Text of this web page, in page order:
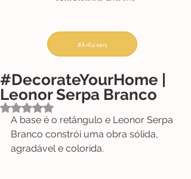
#ArtLovers
#DecorateYourHome |
Leonor Serpa Branco
Avaliado com NaN de 5 estrelas.
A base é o retângulo e Leonor Serpa
Branco constrói uma obra sólida,
agradável e colorida.